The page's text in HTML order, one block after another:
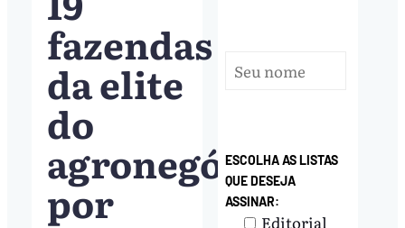
fazendas
da elite
do
agronegócio
por
ESCOLHA AS LISTAS
QUE DESEJA
ASSINAR:
Editorial